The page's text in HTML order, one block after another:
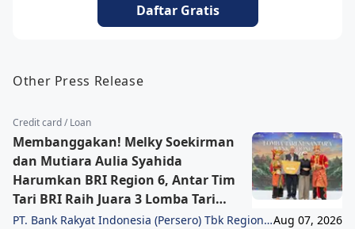
Daftar Gratis
Other Press Release
Credit card / Loan
Membanggakan! Melky Soekirman
dan Mutiara Aulia Syahida
Harumkan BRI Region 6, Antar Tim
Tari BRI Raih Juara 3 Lomba Tari
Nusantara 2026 Bank Indonesia
PT. Bank Rakyat Indonesia (Persero) Tbk Region
Aug 07, 2026